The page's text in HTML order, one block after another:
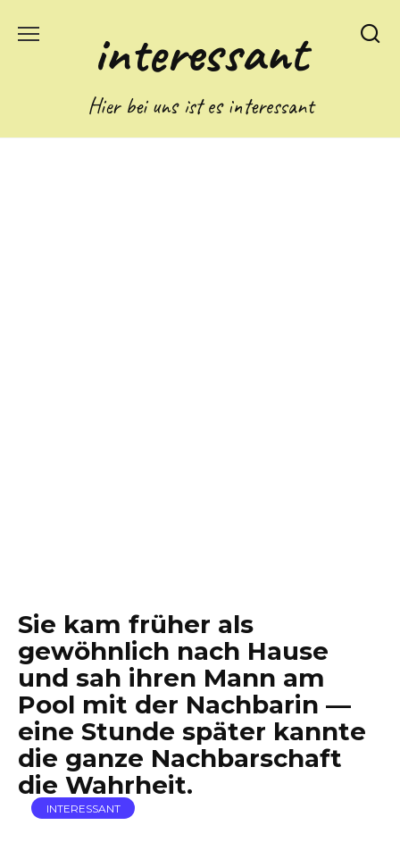
interessant
Hier bei uns ist es interessant
Sie kam früher als
gewöhnlich nach Hause
und sah ihren Mann am
Pool mit der Nachbarin —
eine Stunde später kannte
die ganze Nachbarschaft
die Wahrheit.
INTERESSANT